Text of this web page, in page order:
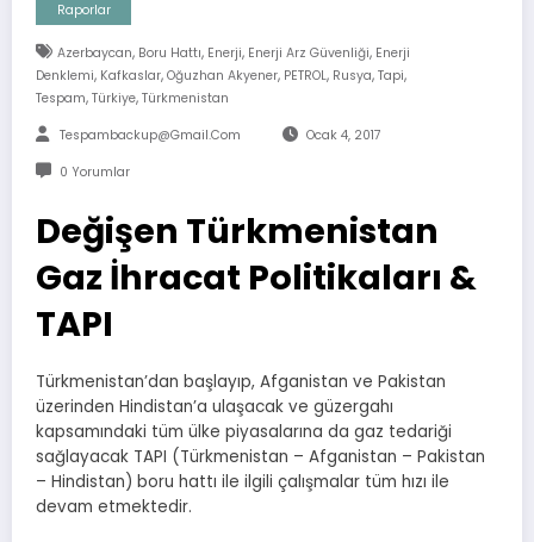
Raporlar
Azerbaycan, Boru Hattı, Enerji, Enerji Arz Güvenliği, Enerji
Denklemi, Kafkaslar, Oğuzhan Akyener, PETROL, Rusya, Tapi,
Tespam, Türkiye, Türkmenistan
Tespambackup@gmail.com Ocak 4, 2017
0 Yorumlar
Değişen Türkmenistan
Gaz İhracat Politikaları &
TAPI
Türkmenistan’dan başlayıp, Afganistan ve Pakistan
üzerinden Hindistan’a ulaşacak ve güzergahı
kapsamındaki tüm ülke piyasalarına da gaz tedariği
sağlayacak TAPI (Türkmenistan – Afganistan – Pakistan
– Hindistan) boru hattı ile ilgili çalışmalar tüm hızı ile
devam etmektedir.